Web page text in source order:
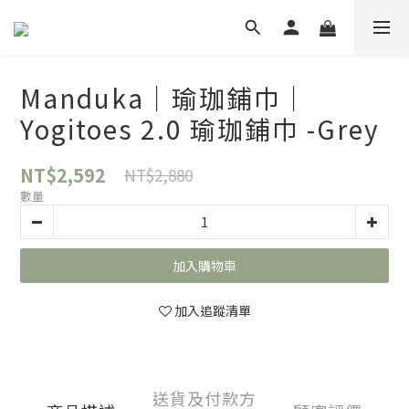
Manduka｜瑜珈鋪巾｜
Yogitoes 2.0 瑜珈鋪巾 -Grey
NT$2,592 NT$2,880
數量
加入購物車
加入追蹤清單
送貨及付款方